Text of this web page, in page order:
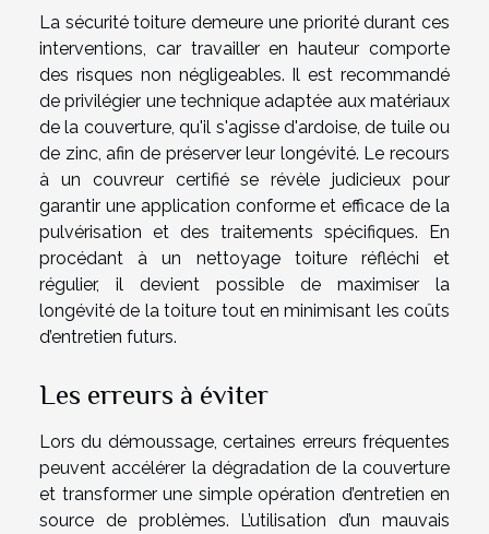
La sécurité toiture demeure une priorité durant ces
interventions, car travailler en hauteur comporte
des risques non négligeables. Il est recommandé
de privilégier une technique adaptée aux matériaux
de la couverture, qu'il s'agisse d'ardoise, de tuile ou
de zinc, afin de préserver leur longévité. Le recours
à un couvreur certifié se révèle judicieux pour
garantir une application conforme et efficace de la
pulvérisation et des traitements spécifiques. En
procédant à un nettoyage toiture réfléchi et
régulier, il devient possible de maximiser la
longévité de la toiture tout en minimisant les coûts
d’entretien futurs.
Les erreurs à éviter
Lors du démoussage, certaines erreurs fréquentes
peuvent accélérer la dégradation de la couverture
et transformer une simple opération d’entretien en
source de problèmes. L’utilisation d’un mauvais